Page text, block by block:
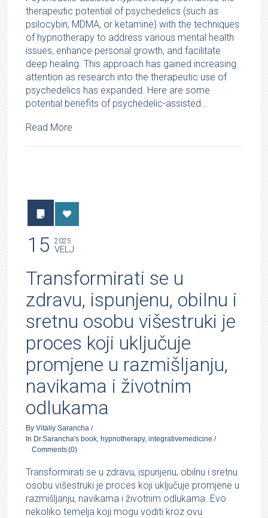
therapeutic potential of psychedelics (such as
psilocybin, MDMA, or ketamine) with the techniques
of hypnotherapy to address various mental health
issues, enhance personal growth, and facilitate
deep healing. This approach has gained increasing
attention as research into the therapeutic use of
psychedelics has expanded. Here are some
potential benefits of psychedelic-assisted…
Read More
15 2025
VELJ
Transformirati se u
zdravu, ispunjenu, obilnu i
sretnu osobu višestruki je
proces koji uključuje
promjene u razmišljanju,
navikama i životnim
odlukama
ByVitaliy Sarancha /
In Dr.Sarancha's book,hypnotherapy,integrativemedicine /
Comments(0)
Transformirati se u zdravu, ispunjenu, obilnu i sretnu
osobu višestruki je proces koji uključuje promjene u
razmišljanju, navikama i životnim odlukama. Evo
nekoliko temelja koji mogu voditi kroz ovu